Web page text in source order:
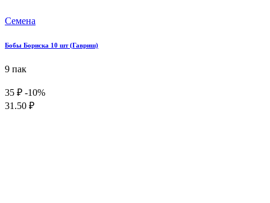
Семена
Бобы Бориска 10 шт (Гавриш)
9 пак
35 ₽ -10%
31.50 ₽